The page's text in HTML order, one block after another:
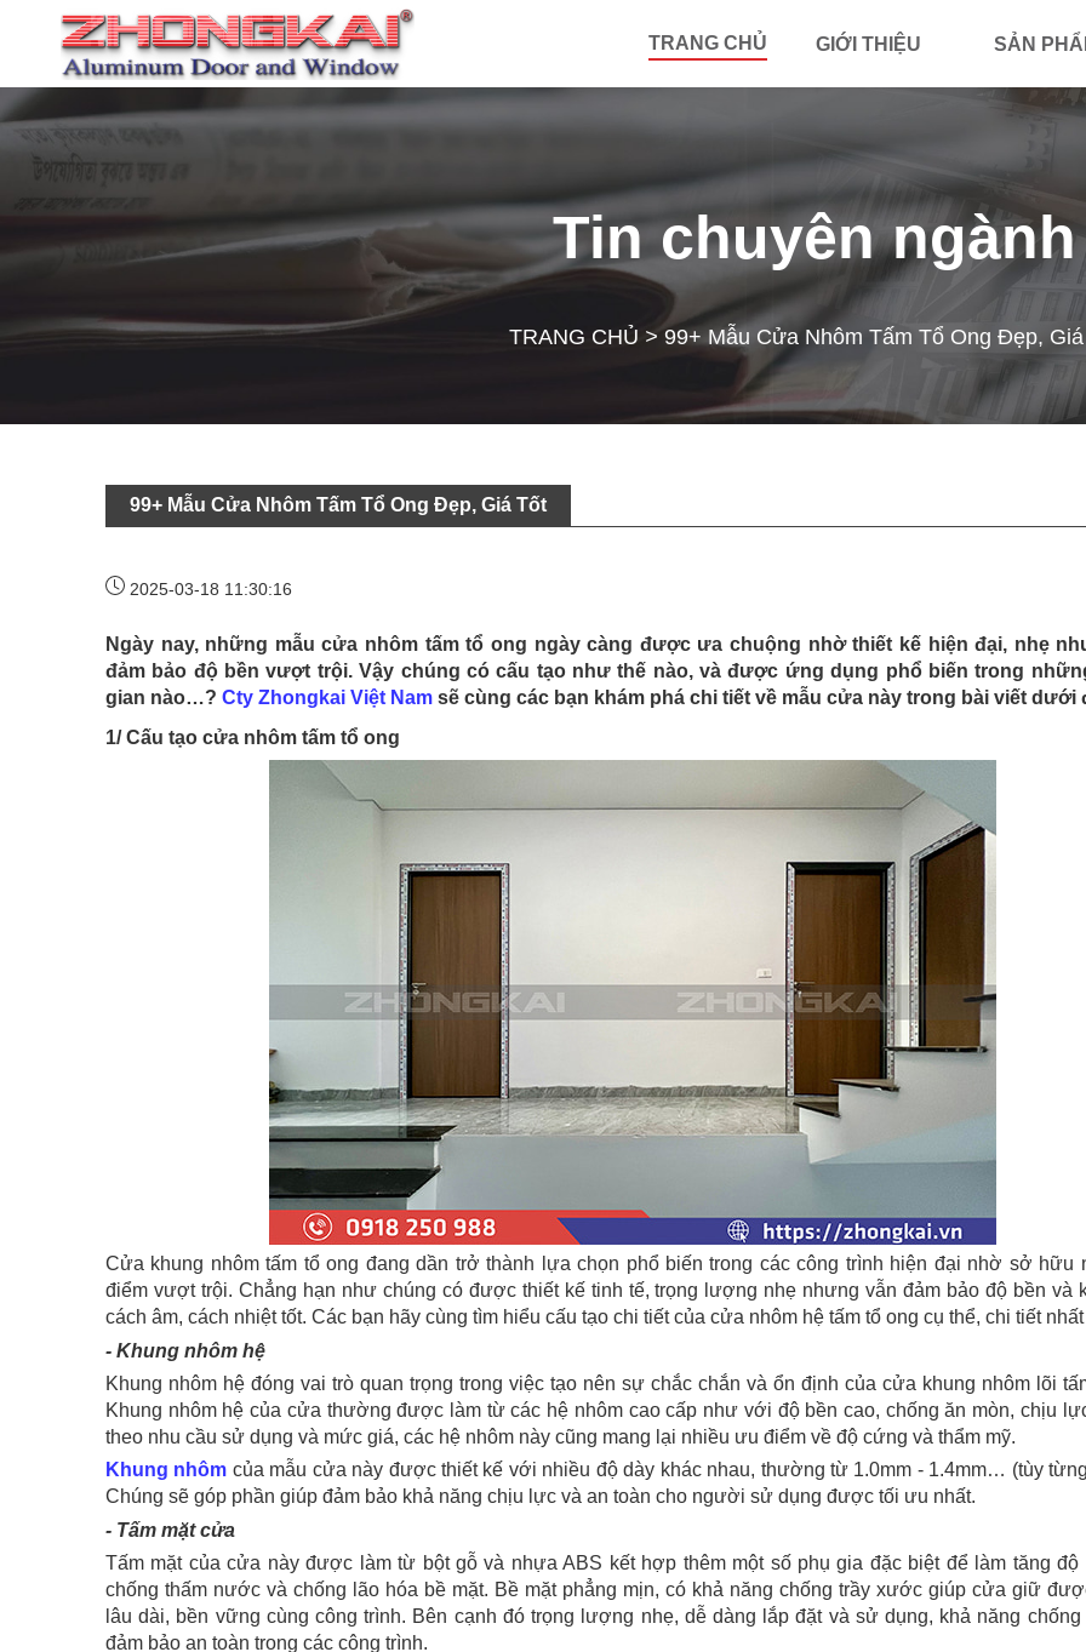
TRANG CHỦ GIỚI THIỆU SẢN
Tin chuyên ngành
TRANG CHỦ > 99+ Mẫu Cửa Nhôm Tấm Tổ Ong Đẹp,
99+ Mẫu Cửa Nhôm Tấm Tổ Ong Đẹp, Giá Tốt
2025-03-18 11:30:16
Ngày nay, những mẫu cửa nhôm tấm tổ ong ngày càng được ưa chuộng nhờ thiết kế hiện đại, nhẹ
đảm bảo độ bền vượt trội. Vậy chúng có cấu tạo như thế nào, và được ứng dụng phổ biến trong
gian nào…? Cty Zhongkai Việt Nam sẽ cùng các bạn khám phá chi tiết về mẫu cửa này trong bài viết dưới
1/ Cấu tạo cửa nhôm tấm tổ ong
Cửa khung nhôm tấm tổ ong đang dần trở thành lựa chọn phổ biến trong các công trình hiện đại nhờ sở hữu
điểm vượt trội. Chẳng hạn như chúng có được thiết kế tinh tế, trọng lượng nhẹ nhưng vẫn đảm bảo độ bền và
cách âm, cách nhiệt tốt. Các bạn hãy cùng tìm hiểu cấu tạo chi tiết của cửa nhôm hệ tấm tổ ong cụ thể, chi tiết
- Khung nhôm hệ
Khung nhôm hệ đóng vai trò quan trọng trong việc tạo nên sự chắc chắn và ổn định của cửa khung nhôm lõi
Khung nhôm hệ của cửa thường được làm từ các hệ nhôm cao cấp như với độ bền cao, chống ăn mòn, chịu
theo nhu cầu sử dụng và mức giá, các hệ nhôm này cũng mang lại nhiều ưu điểm về độ cứng và thẩm mỹ.
Khung nhôm của mẫu cửa này được thiết kế với nhiều độ dày khác nhau, thường từ 1.0mm - 1.4mm… (tùy
Chúng sẽ góp phần giúp đảm bảo khả năng chịu lực và an toàn cho người sử dụng được tối ưu nhất.
- Tấm mặt cửa
Tấm mặt của cửa này được làm từ bột gỗ và nhựa ABS kết hợp thêm một số phụ gia đặc biệt để làm tăng độ
chống thấm nước và chống lão hóa bề mặt. Bề mặt phẳng mịn, có khả năng chống trầy xước giúp cửa giữ
lâu dài, bền vững cùng công trình. Bên cạnh đó trọng lượng nhẹ, dễ dàng lắp đặt và sử dụng, khả năng chống
đảm bảo an toàn trong các công trình.